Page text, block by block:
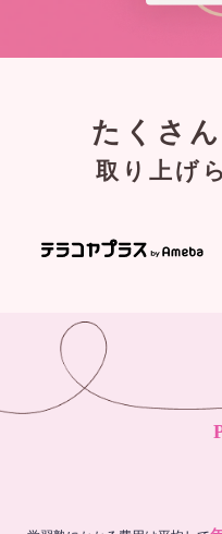
たくさ
取り上げ